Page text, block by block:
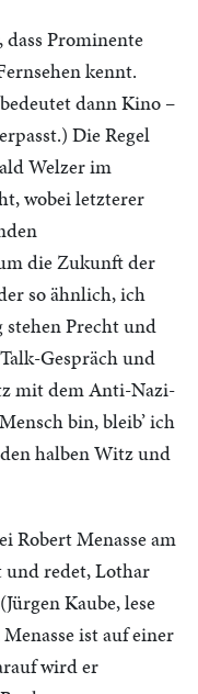
Prominente
kennt.
dann Kino –
Die Regel
Welzer im
wobei letzterer
die Zukunft der
so ähnlich, ich
stehen Precht und
Gespräch und
mit dem Anti-Nazi-
bin, bleib’ ich
halben Witz und
Robert Menasse am
und redet, Lothar
Kaube, lese
ist auf einer
wird er